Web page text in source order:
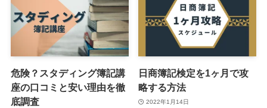
危険？スタディング簿記講
座の口コミと安い理由を徹
底調査
日商簿記検定を1ヶ月で攻
略する方法
2022年1月14日